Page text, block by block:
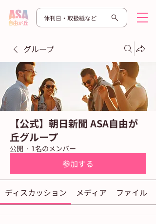
休刊日・取扱紙など
グループ
【公式】朝日新聞 ASA自由が
丘グループ
公開 · 1名のメンバー
参加する
ディスカッション メディア ファイル